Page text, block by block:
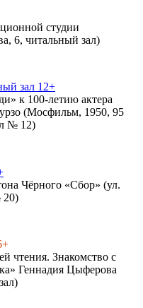
студии
6, читальный зал)
зал 12+
к 100-летию актера
(Мосфильм, 1950, 95
№ 12)
Чёрного «Сбор» (ул.
20)
чтения. Знакомство с
Геннадия Цыферова